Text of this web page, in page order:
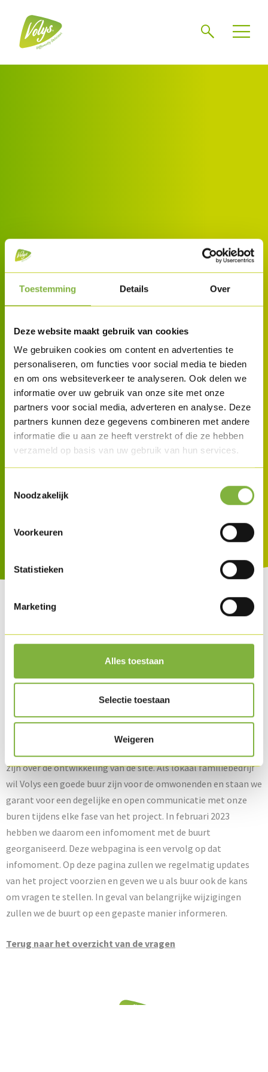
Toestemming Details Over
Deze website maakt gebruik van cookies
We gebruiken cookies om content en advertenties te
personaliseren, om functies voor social media te bieden
en om ons websiteverkeer te analyseren. Ook delen we
informatie over uw gebruik van onze site met onze
partners voor social media, adverteren en analyse. Deze
partners kunnen deze gegevens combineren met andere
informatie die u aan ze heeft verstrekt of die ze hebben
verzameld op basis van uw gebruik van hun services.
Noodzakelijk
Voorkeuren
Statistieken
Marketing
Alles toestaan
Selectie toestaan
Weigeren
Volys Heule
Volys investeert in de toekomst en zet zijn
duurzame groei verder in Heule. In
verschillende fases gaat het zijn site in
Heule verder doorontwikkelen en op een
duurzame manier integreren in de
omgeving.
Hoe zullen wij als
buurtbewoner worden
geïnformeerd?
zijn over de ontwikkeling van de site. Als lokaal familiebedrijf
wil Volys een goede buur zijn voor de omwonenden en staan we
garant voor een degelijke en open communicatie met onze
buren tijdens elke fase van het project. In februari 2023
hebben we daarom een infomoment met de buurt
georganiseerd. Deze webpagina is een vervolg op dat
infomoment. Op deze pagina zullen we regelmatig updates
van het project voorzien en geven we u als buur ook de kans
om vragen te stellen. In geval van belangrijke wijzigingen
zullen we de buurt op een gepaste manier informeren.
Terug naar het overzicht van de vragen